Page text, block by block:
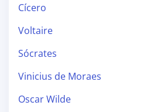
Cícero
Voltaire
Sócrates
Vinicius de Moraes
Oscar Wilde